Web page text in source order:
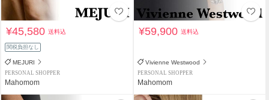
¥45,580送料込
関税負担なし
MEJURI
PERSONAL SHOPPER
Mahomom
¥59,900送料込
Vivienne Westwood
PERSONAL SHOPPER
Mahomom